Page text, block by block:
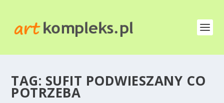
TAG: SUFIT PODWIESZANY CO
POTRZEBA